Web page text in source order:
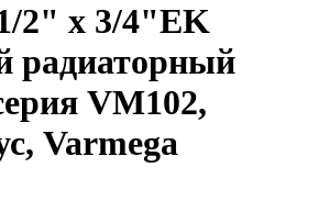
2" x 3/4"EK
радиаторный
VM102,
Varmega